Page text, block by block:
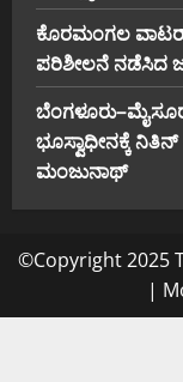
ಕೊರಮಂಗಲ ವಾಟರ್
ಪರಿಶೀಲನೆ ನಡೆಸಿದ
ಭೂಸ್ವಾಧೀನಕ್ಕೆ
ಮಂಜುನಾಥ್
©Copyright 2025
|